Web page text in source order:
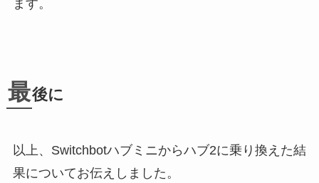
ます。
最後に
以上、Switchbotハブミニからハブ2に乗り換えた結
果についてお伝えしました。